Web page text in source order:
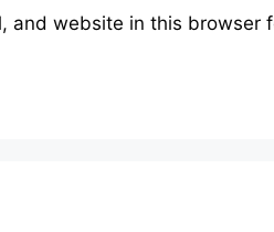
and website in this browser